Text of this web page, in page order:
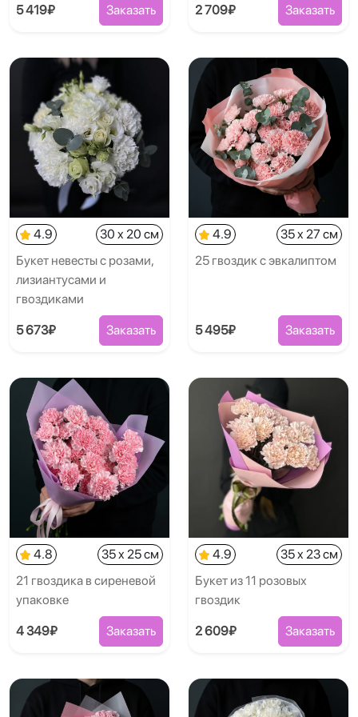
5 419₽ Заказать 2 709₽ Заказать
4.9
30 x 20 см
Букет невесты с розами,
лизиантусами и
гвоздиками
5 673₽ Заказать
4.9
35 x 27 см
25 гвоздик с эвкалиптом
5 495₽ Заказать
4.8
35 x 25 см
21 гвоздика в сиреневой
упаковке
4 349₽ Заказать
4.9
35 x 23 см
Букет из 11 розовых
гвоздик
2 609₽ Заказать